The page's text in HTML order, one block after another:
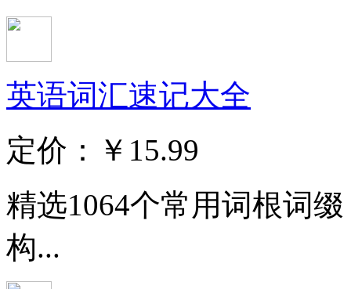
英语词汇速记大全
定价：
￥15.99
精选1064个常用词根词
构...